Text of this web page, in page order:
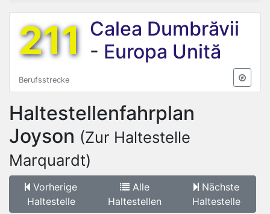
211 Calea Dumbrăvii
- Europa Unită
Berufsstrecke
Haltestellenfahrplan
Joyson (Zur Haltestelle
Marquardt)
Vorherige
Haltestelle
Alle
Haltestellen
Nächste
Haltestelle